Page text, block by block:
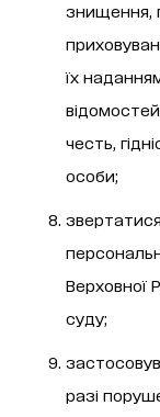
знищення,
їх
честь,
особи;
Верховної
суду;
разі